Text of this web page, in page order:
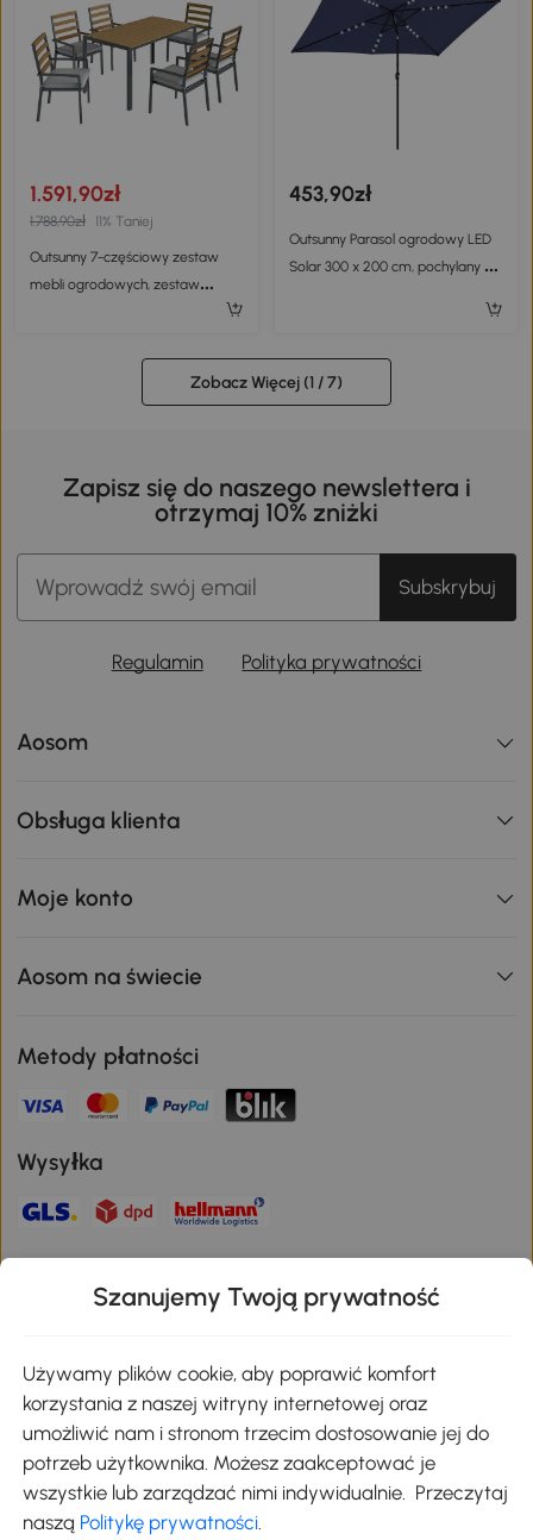
1.591,90zł
1.788,90zł 11% Taniej
Outsunny 7-częściowy zestaw
mebli ogrodowych, zestaw
jadalniany z 1 stołem, 6 krzesłami,
453,90zł
Outsunny Parasol ogrodowy LED
Solar 300 x 200 cm, pochylany z
Zobacz Więcej (1 / 7)
Zapisz się do naszego newslettera i
otrzymaj 10% zniżki
Subskrybuj
Regulamin Polityka prywatności
Aosom
Obsługa klienta
Moje konto
Aosom na świecie
Metody płatności
Wysyłka
Pobierz aplikację Aosom
Google Play
Szanujemy Twoją prywatność
Używamy plików cookie, aby poprawić komfort
korzystania z naszej witryny internetowej oraz
umożliwić nam i stronom trzecim dostosowanie jej do
potrzeb użytkownika. Możesz zaakceptować je
wszystkie lub zarządzać nimi indywidualnie. Przeczytaj
naszą Politykę prywatności.